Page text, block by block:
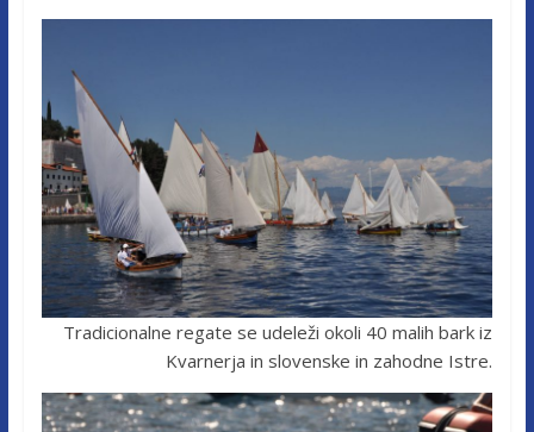
Tradicionalne regate se udeleži okoli 40 malih bark iz
Kvarnerja in slovenske in zahodne Istre.